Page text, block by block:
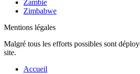
Zambie
Zimbabwe
Mentions légales
Malgré tous les efforts possibles sont
site.
Accueil